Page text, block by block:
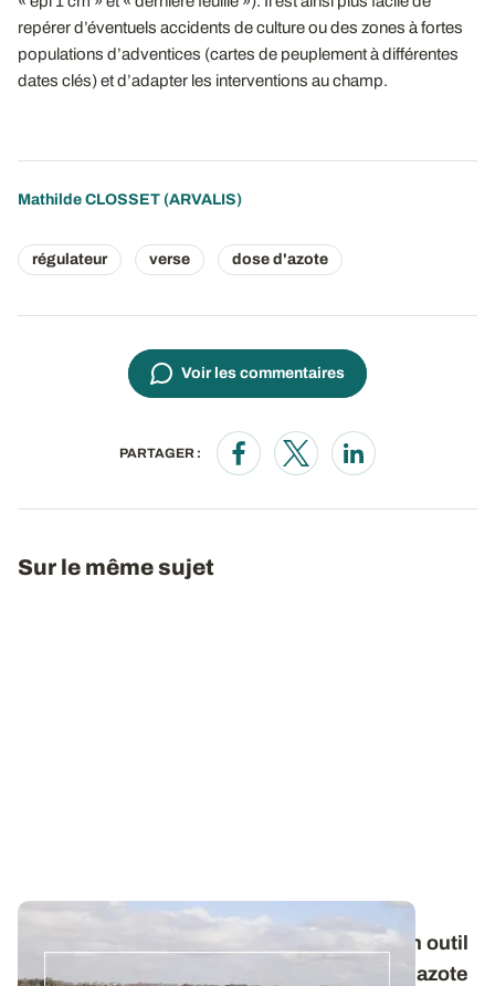
repérer d’éventuels accidents de culture ou des zones à fortes
populations d’adventices (cartes de peuplement à différentes
dates clés) et d’adapter les interventions au champ.
Mathilde CLOSSET (ARVALIS)
régulateur verse dose d'azote
Voir les commentaires
PARTAGER :
Opens in a new window
Opens in a new window
Opens in a new
Sur le même sujet
Les Vrai / Faux de la fertilisation - Oui ! Mon outil
de pilotage permet de réévaluer la dose d'azote